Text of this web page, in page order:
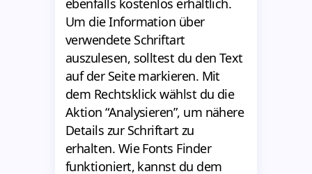
ebenfalls kostenlos erhältlich.
Um die Information über
verwendete Schriftart
auszulesen, solltest du den Text
auf der Seite markieren. Mit
dem Rechtsklick wählst du die
Aktion “Analysieren”, um nähere
Details zur Schriftart zu
erhalten. Wie Fonts Finder
funktioniert, kannst du dem